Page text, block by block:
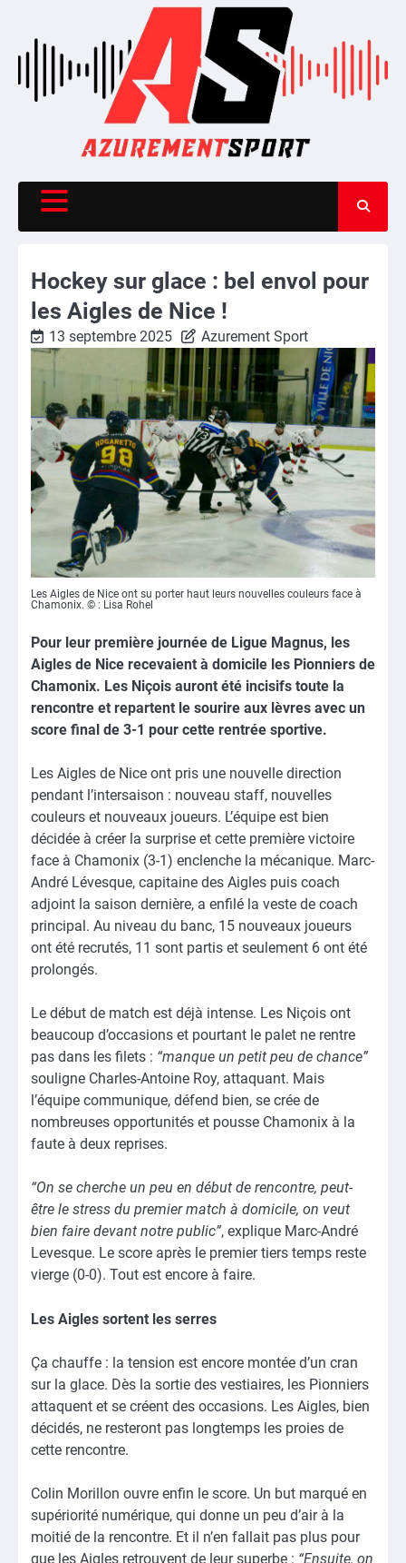
content
Hockey sur glace : bel envol pour
les Aigles de Nice !
13 septembre 2025 Azurement Sport
Les Aigles de Nice ont su porter haut leurs nouvelles couleurs face à
Chamonix. © : Lisa Rohel
Pour leur première journée de Ligue Magnus, les
Aigles de Nice recevaient à domicile les Pionniers de
Chamonix. Les Niçois auront été incisifs toute la
rencontre et repartent le sourire aux lèvres avec un
score final de 3-1 pour cette rentrée sportive.
Les Aigles de Nice ont pris une nouvelle direction
pendant l’intersaison : nouveau staff, nouvelles
couleurs et nouveaux joueurs. L’équipe est bien
décidée à créer la surprise et cette première victoire
face à Chamonix (3-1) enclenche la mécanique. Marc-
André Lévesque, capitaine des Aigles puis coach
adjoint la saison dernière, a enfilé la veste de coach
principal. Au niveau du banc, 15 nouveaux joueurs
ont été recrutés, 11 sont partis et seulement 6 ont été
prolongés.
Le début de match est déjà intense. Les Niçois ont
beaucoup d’occasions et pourtant le palet ne rentre
pas dans les filets : “manque un petit peu de chance”
souligne Charles-Antoine Roy, attaquant. Mais
l’équipe communique, défend bien, se crée de
nombreuses opportunités et pousse Chamonix à la
faute à deux reprises.
“On se cherche un peu en début de rencontre, peut-
être le stress du premier match à domicile, on veut
bien faire devant notre public”, explique Marc-André
Levesque. Le score après le premier tiers temps reste
vierge (0-0). Tout est encore à faire.
Les Aigles sortent les serres
Ça chauffe : la tension est encore montée d’un cran
sur la glace. Dès la sortie des vestiaires, les Pionniers
attaquent et se créent des occasions. Les Aigles, bien
décidés, ne resteront pas longtemps les proies de
cette rencontre.
Colin Morillon ouvre enfin le score. Un but marqué en
supériorité numérique, qui donne un peu d’air à la
moitié de la rencontre. Et il n’en fallait pas plus pour
que les Aigles retrouvent de leur superbe : “Ensuite, on